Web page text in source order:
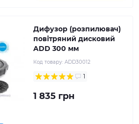
Дифузор (розпилювач)
повітряний дисковий
ADD 300 мм
Код товару: ADD30012
1
1 835 грн